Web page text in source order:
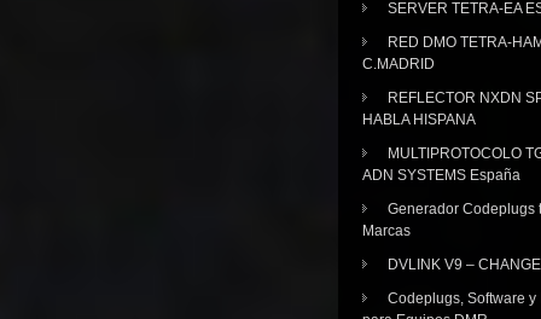
SERVER TETRA-EA
RED DMO TETRA-
C.MADRID
REFLECTOR NXDN
HABLA HISPANA
MULTIPROTOCOLO
ADN SYSTEMS España
Generador Codeplugs
Marcas
DVLINK V9 –
Codeplugs, Software y